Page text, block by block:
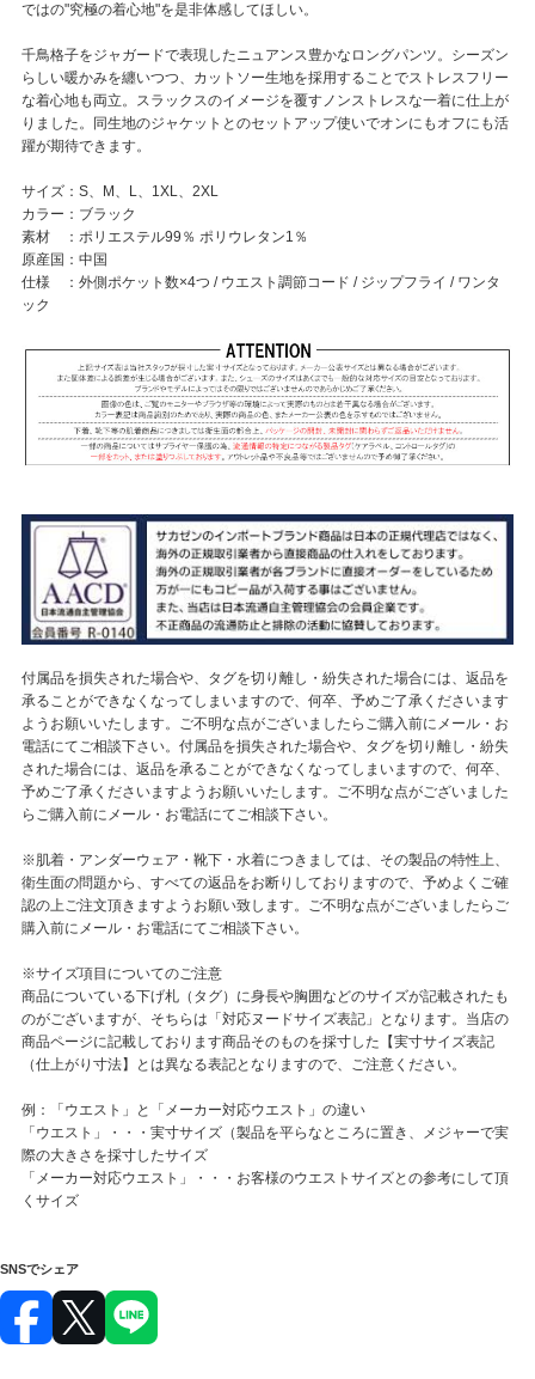
ではの"究極の着心地"を是非体感してほしい。
千鳥格子をジャガードで表現したニュアンス豊かなロングパンツ。シーズン
らしい暖かみを纏いつつ、カットソー生地を採用することでストレスフリー
な着心地も両立。スラックスのイメージを覆すノンストレスな一着に仕上が
りました。同生地のジャケットとのセットアップ使いでオンにもオフにも活
躍が期待できます。
サイズ：S、M、L、1XL、2XL
カラー：ブラック
素材 ：ポリエステル99％ ポリウレタン1％
原産国：中国
仕様 ：外側ポケット数×4つ / ウエスト調節コード / ジップフライ / ワンタ
ック
付属品を損失された場合や、タグを切り離し・紛失された場合には、返品を
承ることができなくなってしまいますので、何卒、予めご了承くださいます
ようお願いいたします。ご不明な点がございましたらご購入前にメール・お
電話にてご相談下さい。付属品を損失された場合や、タグを切り離し・紛失
された場合には、返品を承ることができなくなってしまいますので、何卒、
予めご了承くださいますようお願いいたします。ご不明な点がございました
らご購入前にメール・お電話にてご相談下さい。
※肌着・アンダーウェア・靴下・水着につきましては、その製品の特性上、
衛生面の問題から、すべての返品をお断りしておりますので、予めよくご確
認の上ご注文頂きますようお願い致します。ご不明な点がございましたらご
購入前にメール・お電話にてご相談下さい。
※サイズ項目についてのご注意
商品についている下げ札（タグ）に身長や胸囲などのサイズが記載されたも
のがございますが、そちらは「対応ヌードサイズ表記」となります。当店の
商品ページに記載しております商品そのものを採寸した【実寸サイズ表記
（仕上がり寸法】とは異なる表記となりますので、ご注意ください。
例：「ウエスト」と「メーカー対応ウエスト」の違い
「ウエスト」・・・実寸サイズ（製品を平らなところに置き、メジャーで実
際の大きさを採寸したサイズ
「メーカー対応ウエスト」・・・お客様のウエストサイズとの参考にして頂
くサイズ
SNSでシェア